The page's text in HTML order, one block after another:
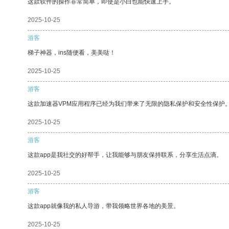
这款软件的操作非常简单，即使是小白也能快速上手。
2025-10-25
游客
梯子神器，ins随便看，美美哒！
2025-10-25
游客
这款加速器VPM应用程序已经为我们带来了无限的隐私保护和安全性保护
2025-10-25
游客
这款app是我社交的好帮手，让我能够与朋友保持联系，分享生活点滴。
2025-10-25
游客
这款app就像我的私人导游，带我领略世界各地的美景。
2025-10-25